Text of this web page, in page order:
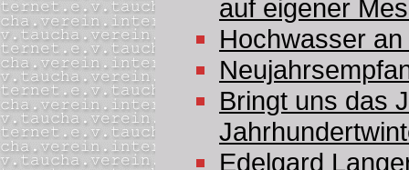
auf eigener
Hochwasser
Bringt uns das
Edelgard